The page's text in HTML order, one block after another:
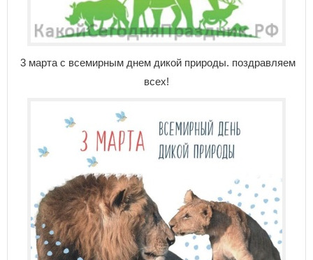
3 марта с всемирным днем дикой природы. поздравляем
всех!